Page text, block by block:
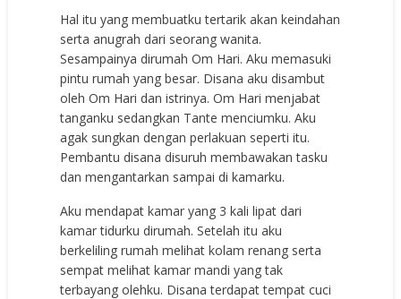
Hal itu yang membuatku tertarik akan keindahan
serta anugrah dari seorang wanita.
Sesampainya dirumah Om Hari. Aku memasuki
pintu rumah yang besar. Disana aku disambut
oleh Om Hari dan istrinya. Om Hari menjabat
tanganku sedangkan Tante menciumku. Aku
agak sungkan dengan perlakuan seperti itu.
Pembantu disana disuruh membawakan tasku
dan mengantarkan sampai di kamarku.
Aku mendapat kamar yang 3 kali lipat dari
kamar tidurku dirumah. Setelah itu aku
berkeliling rumah melihat kolam renang serta
sempat melihat kamar mandi yang tak
terbayang olehku. Disana terdapat tempat cuci